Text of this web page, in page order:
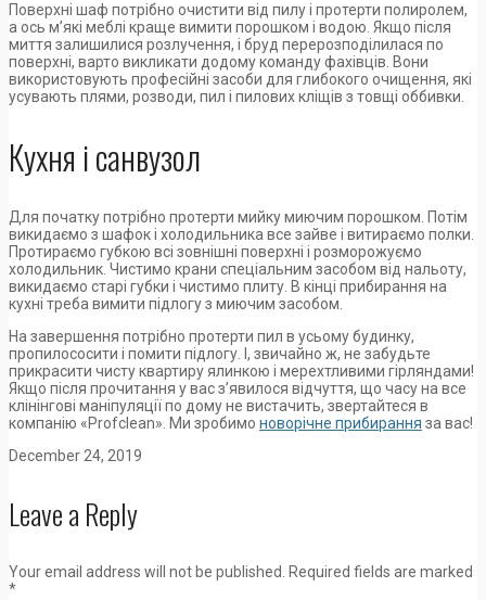
Поверхні шаф потрібно очистити від пилу і протерти полиролем,
а ось м’які меблі краще вимити порошком і водою. Якщо після
миття залишилися розлучення, і бруд перерозподілилася по
поверхні, варто викликати додому команду фахівців. Вони
використовують професійні засоби для глибокого очищення, які
усувають плями, розводи, пил і пилових кліщів з товщі оббивки.
Кухня і санвузол
Для початку потрібно протерти мийку миючим порошком. Потім
викидаємо з шафок і холодильника все зайве і витираємо полки.
Протираємо губкою всі зовнішні поверхні і розморожуємо
холодильник. Чистимо крани спеціальним засобом від нальоту,
викидаємо старі губки і чистимо плиту. В кінці прибирання на
кухні треба вимити підлогу з миючим засобом.
На завершення потрібно протерти пил в усьому будинку,
пропилососити і помити підлогу. І, звичайно ж, не забудьте
прикрасити чисту квартиру ялинкою і мерехтливими гірляндами!
Якщо після прочитання у вас з’явилося відчуття, що часу на все
клінінгові маніпуляції по дому не вистачить, звертайтеся в
компанію «Profclean». Ми зробимо новорічне прибирання за вас!
December 24, 2019
Leave a Reply
Your email address will not be published.
Required fields are marked
*